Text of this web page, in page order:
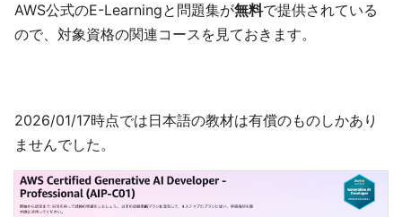
AWS公式のE-Learningと問題集が無料で提供されている
ので、対象資格の関連コースを見ておきます。
2026/01/17時点では日本語の教材は有償のものしかあり
ませんでした。